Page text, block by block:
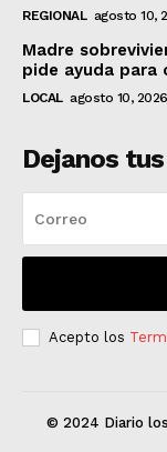
REGIONAL agosto 10,
Madre
pide ayuda para
LOCAL agosto 10, 2026
Dejanos
Acepto los
© 2024 Diario